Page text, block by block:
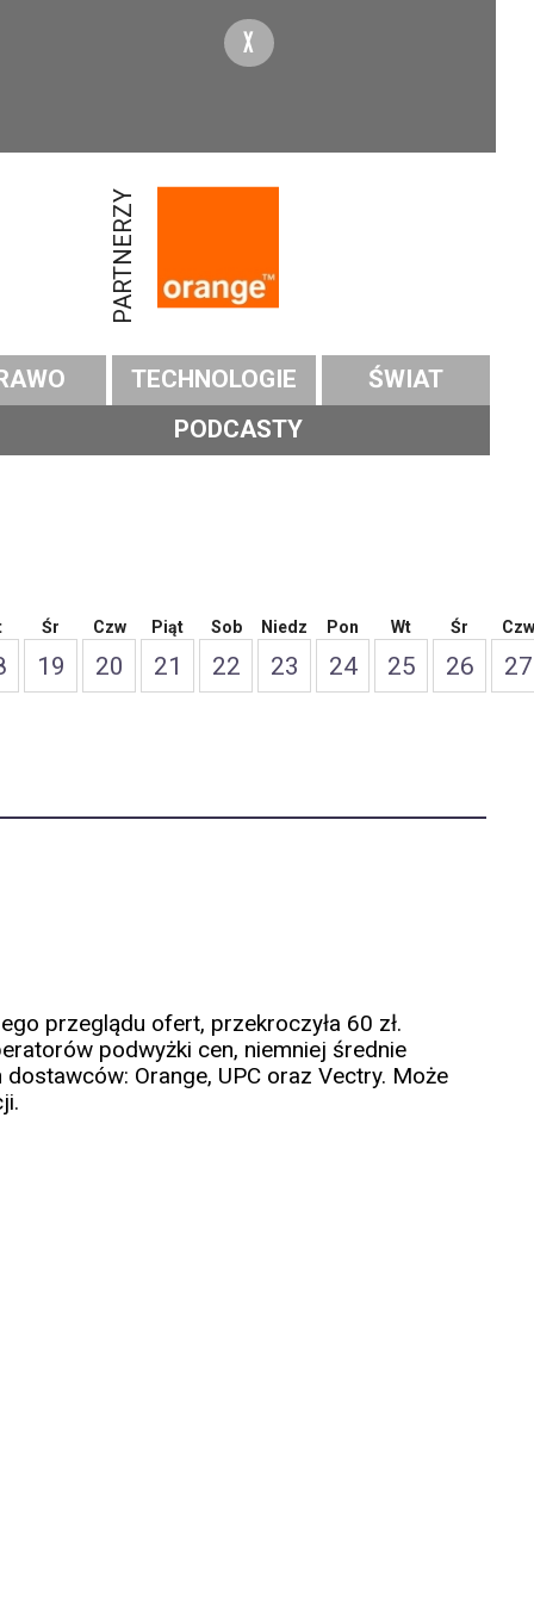
X
PARTNERZY
TECHNOLOGIE
ŚWIAT
PODCASTY
Śr
19
Czw
20
Piąt
21
Sob
22
Niedz
23
Pon
24
Wt
25
Śr
26
Czw
27
przeglądu ofert, przekroczyła 60 zł.
podwyżki cen, niemniej średnie
Orange, UPC oraz Vectry. Może